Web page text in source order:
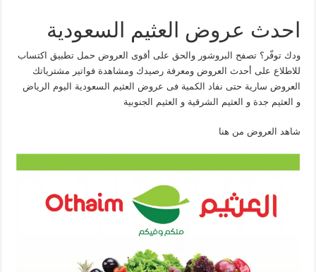
احدث عروض العثيم السعودية
ودك توفّر؟ تصفح البروشور والحق على أقوى العروض حمل تطبيق اكتساب
للاطلاع على أحدث العروض ومعرفة رصيدك ومشاهدة فواتير مشترياتك
العروض سارية حتى نفاد الكمية فى عروض العثيم السعودية اليوم الرياض
و العثيم جدة و العثيم الشرقية و العثيم الجنوبية
شاهد العروض من هنا